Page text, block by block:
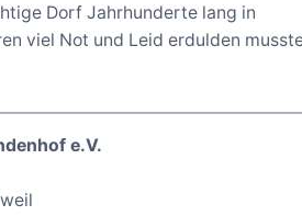
Dorf Jahrhunderte lang in
viel Not und Leid erdulden
e.V.